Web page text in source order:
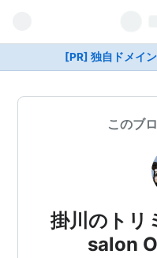
[PR] 独自ドメイ
このブ
掛川のトリ
salon